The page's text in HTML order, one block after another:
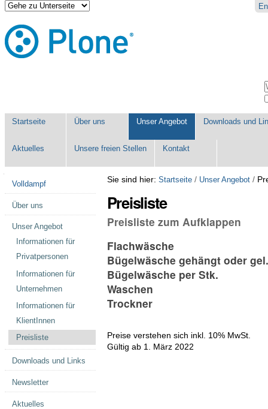
Direkt
zum
Inhalt
|
Direkt
zur
Benutzerspezifische
Werkzeuge
Startseite Über uns Unser Angebot Downloads und
Aktuelles Unsere freien Stellen Kontakt
Sie sind hier: Startseite / Unser Angebot /
Preisliste
Preisliste zum Aufklappen
Flachwäsche
Bügelwäsche gehängt oder
Bügelwäsche per Stk.
Waschen
Trockner
Preise verstehen sich inkl. 10% MwSt.
Gültig ab 1. März 2022
Volldampf
Über uns
Unser Angebot
Informationen für
Privatpersonen
Informationen für
Unternehmen
Informationen für
KlientInnen
Preisliste
Downloads und Links
Newsletter
Aktuelles